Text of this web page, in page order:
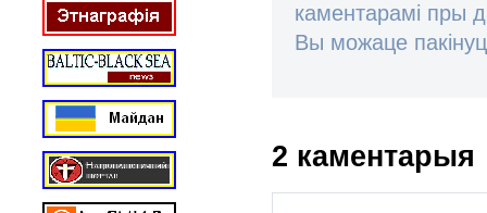
каментарамі пры
Вы можаце
2 каментарыя